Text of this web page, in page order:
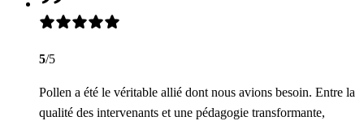
5/5
Pollen a été le véritable allié dont nous avions besoin. Entre la
qualité des intervenants et une pédagogie transformante,